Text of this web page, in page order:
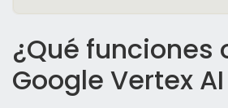
¿Qué funciones
Google Vertex